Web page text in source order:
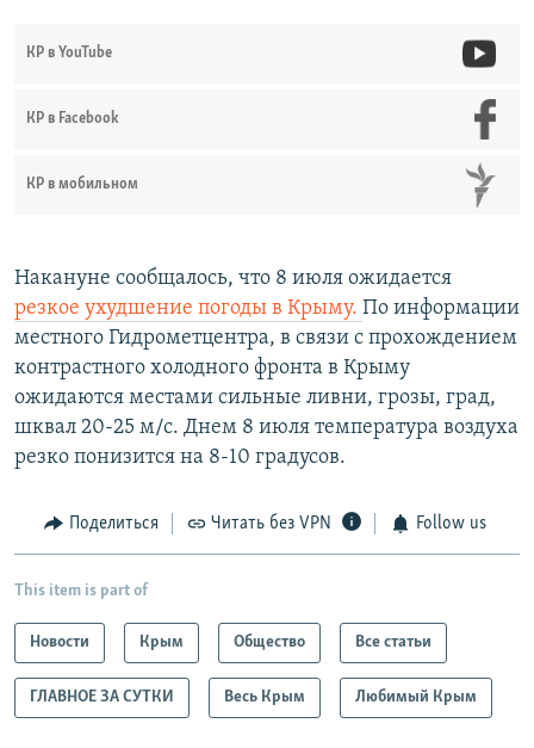
КР в YouTube
КР в Facebook
КР в мобильном
Накануне сообщалось, что 8 июля ожидается
резкое ухудшение погоды в Крыму. По информации
местного Гидрометцентра, в связи с прохождением
контрастного холодного фронта в Крыму
ожидаются местами сильные ливни, грозы, град,
шквал 20-25 м/с. Днем 8 июля температура воздуха
резко понизится на 8-10 градусов.
Поделиться Читать без VPN Follow us
This item is part of
Новости Крым Общество Все статьи
ГЛАВНОЕ ЗА СУТКИ Весь Крым Любимый Крым